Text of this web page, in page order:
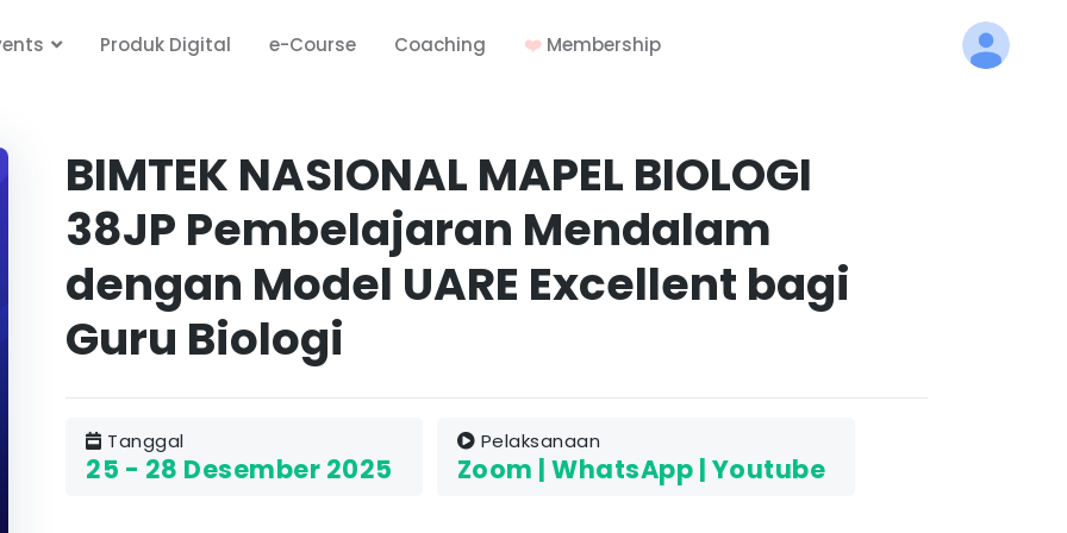
Produk Digital e-Course Coaching ❤️Membership
BIMTEK NASIONAL MAPEL BIOLOGI
38JP Pembelajaran Mendalam
dengan Model UARE Excellent bagi
Guru Biologi
Tanggal
25 - 28 Desember 2025
Pelaksanaan
Zoom | WhatsApp | Youtube